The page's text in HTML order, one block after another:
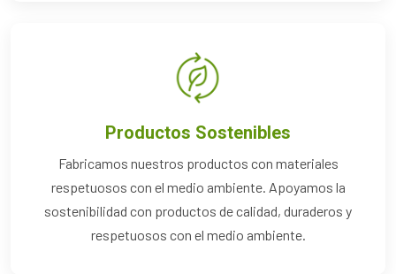
Productos Sostenibles
Fabricamos nuestros productos con materiales
respetuosos con el medio ambiente. Apoyamos la
sostenibilidad con productos de calidad, duraderos y
respetuosos con el medio ambiente.